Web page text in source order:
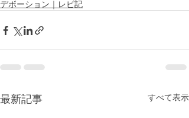
デボーション｜レビ記
最新記事 すべて表示